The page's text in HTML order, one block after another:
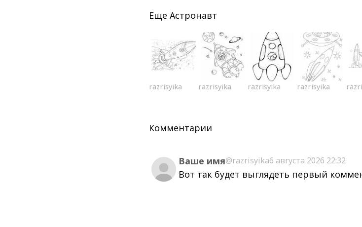
Еще Астронавт
razrisyika razrisyika razrisyika razrisyika
Комментарии
Ваше имя@razrisyika6 августа 2026 22:32
Вот так будет выглядеть первый